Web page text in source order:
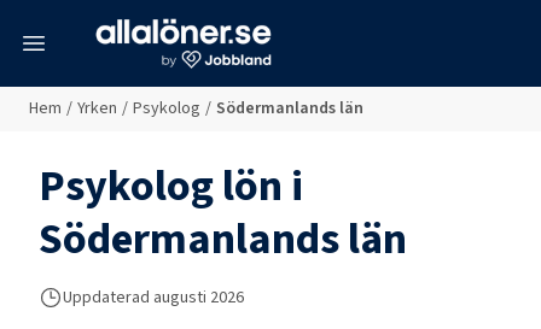
Hem / Yrken / Psykolog / Södermanlands län
Psykologlön i
Södermanlands län
Uppdaterad augusti 2026